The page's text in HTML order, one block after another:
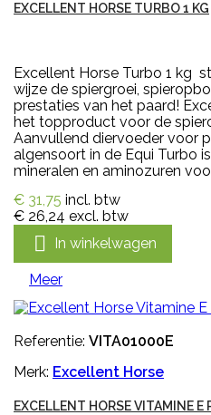
EXCELLENT HORSE TURBO 1 KG
Excellent Horse Turbo 1 kg
wijze de spiergroei,
prestaties van het paard!
het topproduct voor de
Aanvullend diervoeder voor
algensoort in de Equi Turbo
mineralen en aminozuren
€ 31,75 incl. btw
€ 26,24 excl. btw
 In winkelwagen
Meer
Referentie: VITA01000E
Merk: Excellent Horse
EXCELLENT HORSE VITAMINE E